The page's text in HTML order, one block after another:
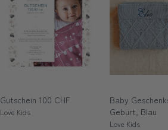
Gutschein 100 CHF
Love Kids
Baby
Geburt, Blau
Love Kids